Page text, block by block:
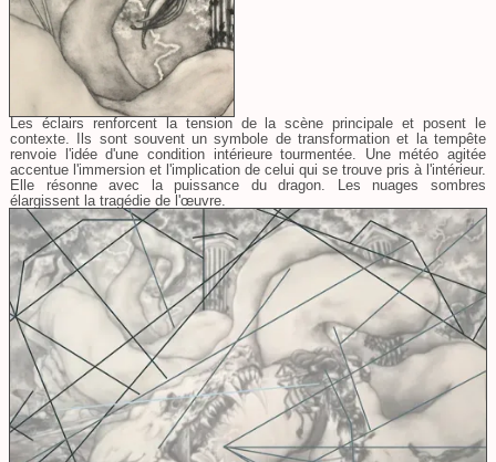
Les éclairs renforcent la tension de la scène principale et posent le
contexte. Ils sont souvent un symbole de transformation et la tempête
renvoie l'idée d'une condition intérieure tourmentée. Une météo agitée
accentue l'immersion et l'implication de celui qui se trouve pris à l'intérieur.
Elle résonne avec la puissance du dragon. Les nuages sombres
élargissent la tragédie de l'œuvre.